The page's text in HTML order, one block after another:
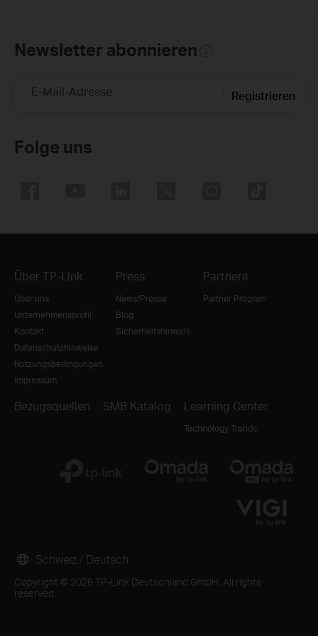
Newsletter abonnieren
E-Mail-Adresse Registrieren
Folge uns
Über TP-Link
Über uns
Unternehmensprofil
Kontakt
Datenschutzhinweise
Nutzungsbedingungen
Impressum
Press
News/Presse
Blog
Sicherheitshinweis
Partners
Partner Program
Bezugsquellen SMB Katalog Learning Center
Technology Trends
Copyright © 2026 TP-Link Deutschland GmbH. All rights
reserved.
Schweiz / Deutsch